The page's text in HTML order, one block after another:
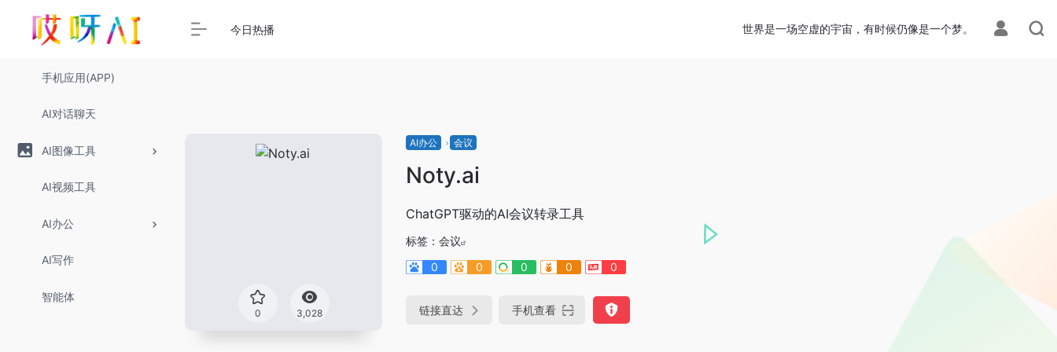
手机应用(APP)
AI对话聊天
AI图像工具
AI视频工具
AI办公
AI写作
智能体
今日热播 世界是一场空虚的宇宙，有时候仍像是一个梦。
0 3,028
AI办公 会议
Noty.ai
ChatGPT驱动的AI会议转录工具
标签： 会议
0
0 0 0 0
链接直达 手机查看